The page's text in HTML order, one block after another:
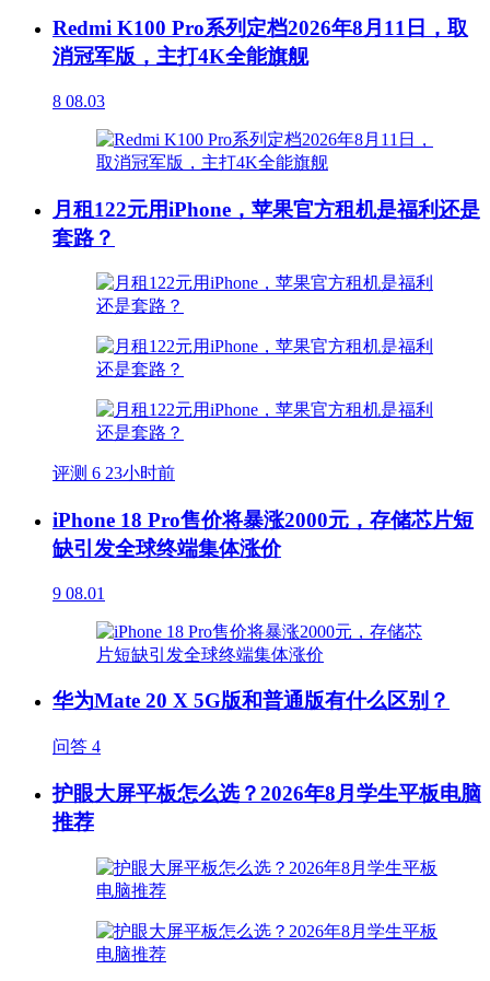
Redmi K100 Pro系列定档2026年8月11日，取
消冠军版，主打4K全能旗舰
8 08.03
月租122元用iPhone，苹果官方租机是福利还是
套路？
评测 6 23小时前
iPhone 18 Pro售价将暴涨2000元，存储芯片短
缺引发全球终端集体涨价
9 08.01
华为Mate 20 X 5G版和普通版有什么区别？
问答 4
护眼大屏平板怎么选？2026年8月学生平板电脑
推荐